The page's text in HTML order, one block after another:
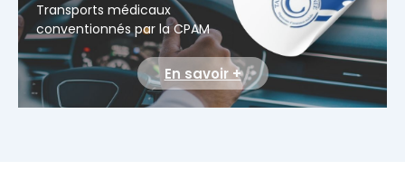
Transports médicaux
conventionnés par la CPAM
En savoir +